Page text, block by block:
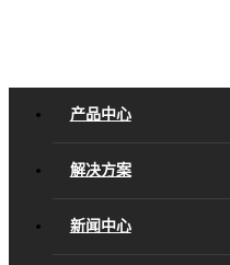
产品中心
解决方案
新闻中心